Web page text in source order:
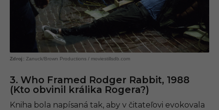
Zanuck/Brown Productions / moviestillsdb.com
3. Who Framed Rodger Rabbit, 1988
(Kto obvinil králika Rogera?)
Kniha bola napísaná tak, aby v čitateľovi evokovala